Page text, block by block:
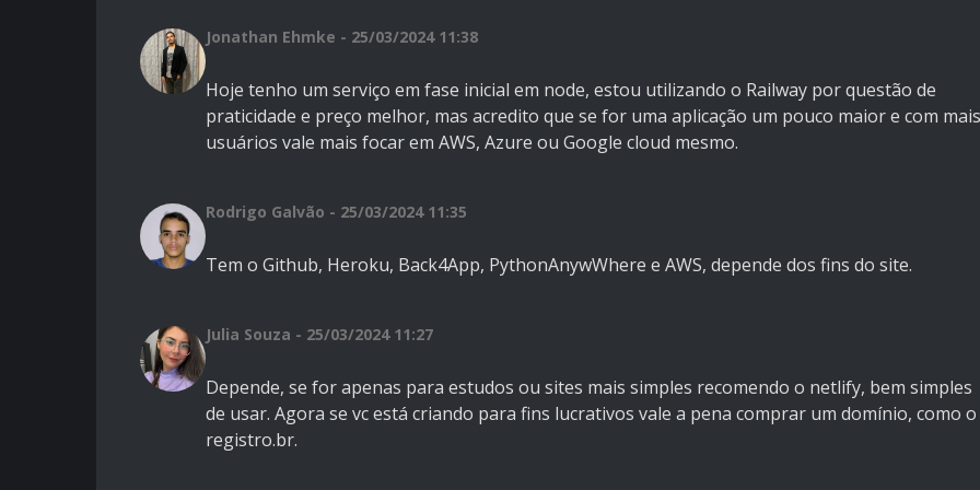
Jonathan Ehmke - 25/03/2024 11:38
Hoje tenho um serviço em fase inicial em node, estou utilizando o Railway por questão de
praticidade e preço melhor, mas acredito que se for uma aplicação um pouco maior e com mais
usuários vale mais focar em AWS, Azure ou Google cloud mesmo.
Rodrigo Galvão - 25/03/2024 11:35
Tem o Github, Heroku, Back4App, PythonAnywWhere e AWS, depende dos fins do site.
Julia Souza - 25/03/2024 11:27
Depende, se for apenas para estudos ou sites mais simples recomendo o netlify, bem simples
de usar. Agora se vc está criando para fins lucrativos vale a pena comprar um domínio, como o
registro.br.